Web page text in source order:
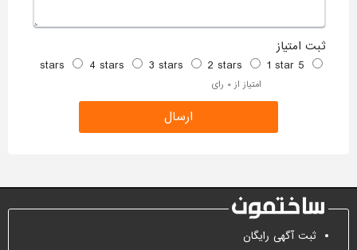
ثبت امتیاز
5 stars
4 stars 3 stars 2 stars 1 star
امتیاز از ۰ رای
ثبت آگهی رایگان